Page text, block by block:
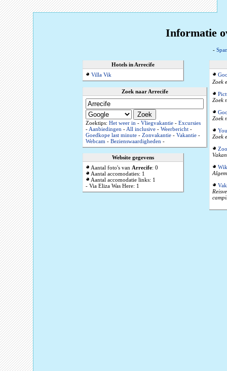
Informatie
-
Hotels in Arrecife
Villa Vik
Zoek naar Arrecife
Zoektips: Het weer in - Vliegvakantie - Excursies
-Aanbiedingen -All inclusive - Weerbericht -
Goedkope last minute - Zonvakantie - Vakantie -
Webcam - Bezienswaardigheden -
Website gegevens
Aantal foto's van Arrecife: 0
Aantal accomodaties: 1
Aantal accomodatie links: 1
- Via Eliza Was Here: 1
Zoek
Zoek
Zoek
Zoek